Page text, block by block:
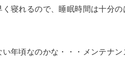
寝れるので、睡眠時間は十分
年頃なのかな・・・メンテナ